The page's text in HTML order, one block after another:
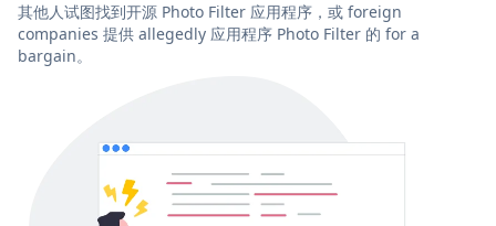
其他人试图找到开源 Photo Filter 应用程序，或 foreign
companies 提供 allegedly 应用程序 Photo Filter 的 for a
bargain。